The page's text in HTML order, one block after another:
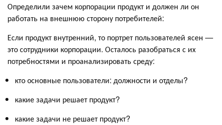
Определили зачем корпорации продукт и должен ли он
работать на внешнюю сторону потребителей:
Если продукт внутренний, то портрет пользователей ясен —
это сотрудники корпорации. Осталось разобраться с их
потребностями и проанализировать среду:
кто основные пользователи: должности и отделы?
какие задачи решает продукт?
какие задачи не решает продукт?